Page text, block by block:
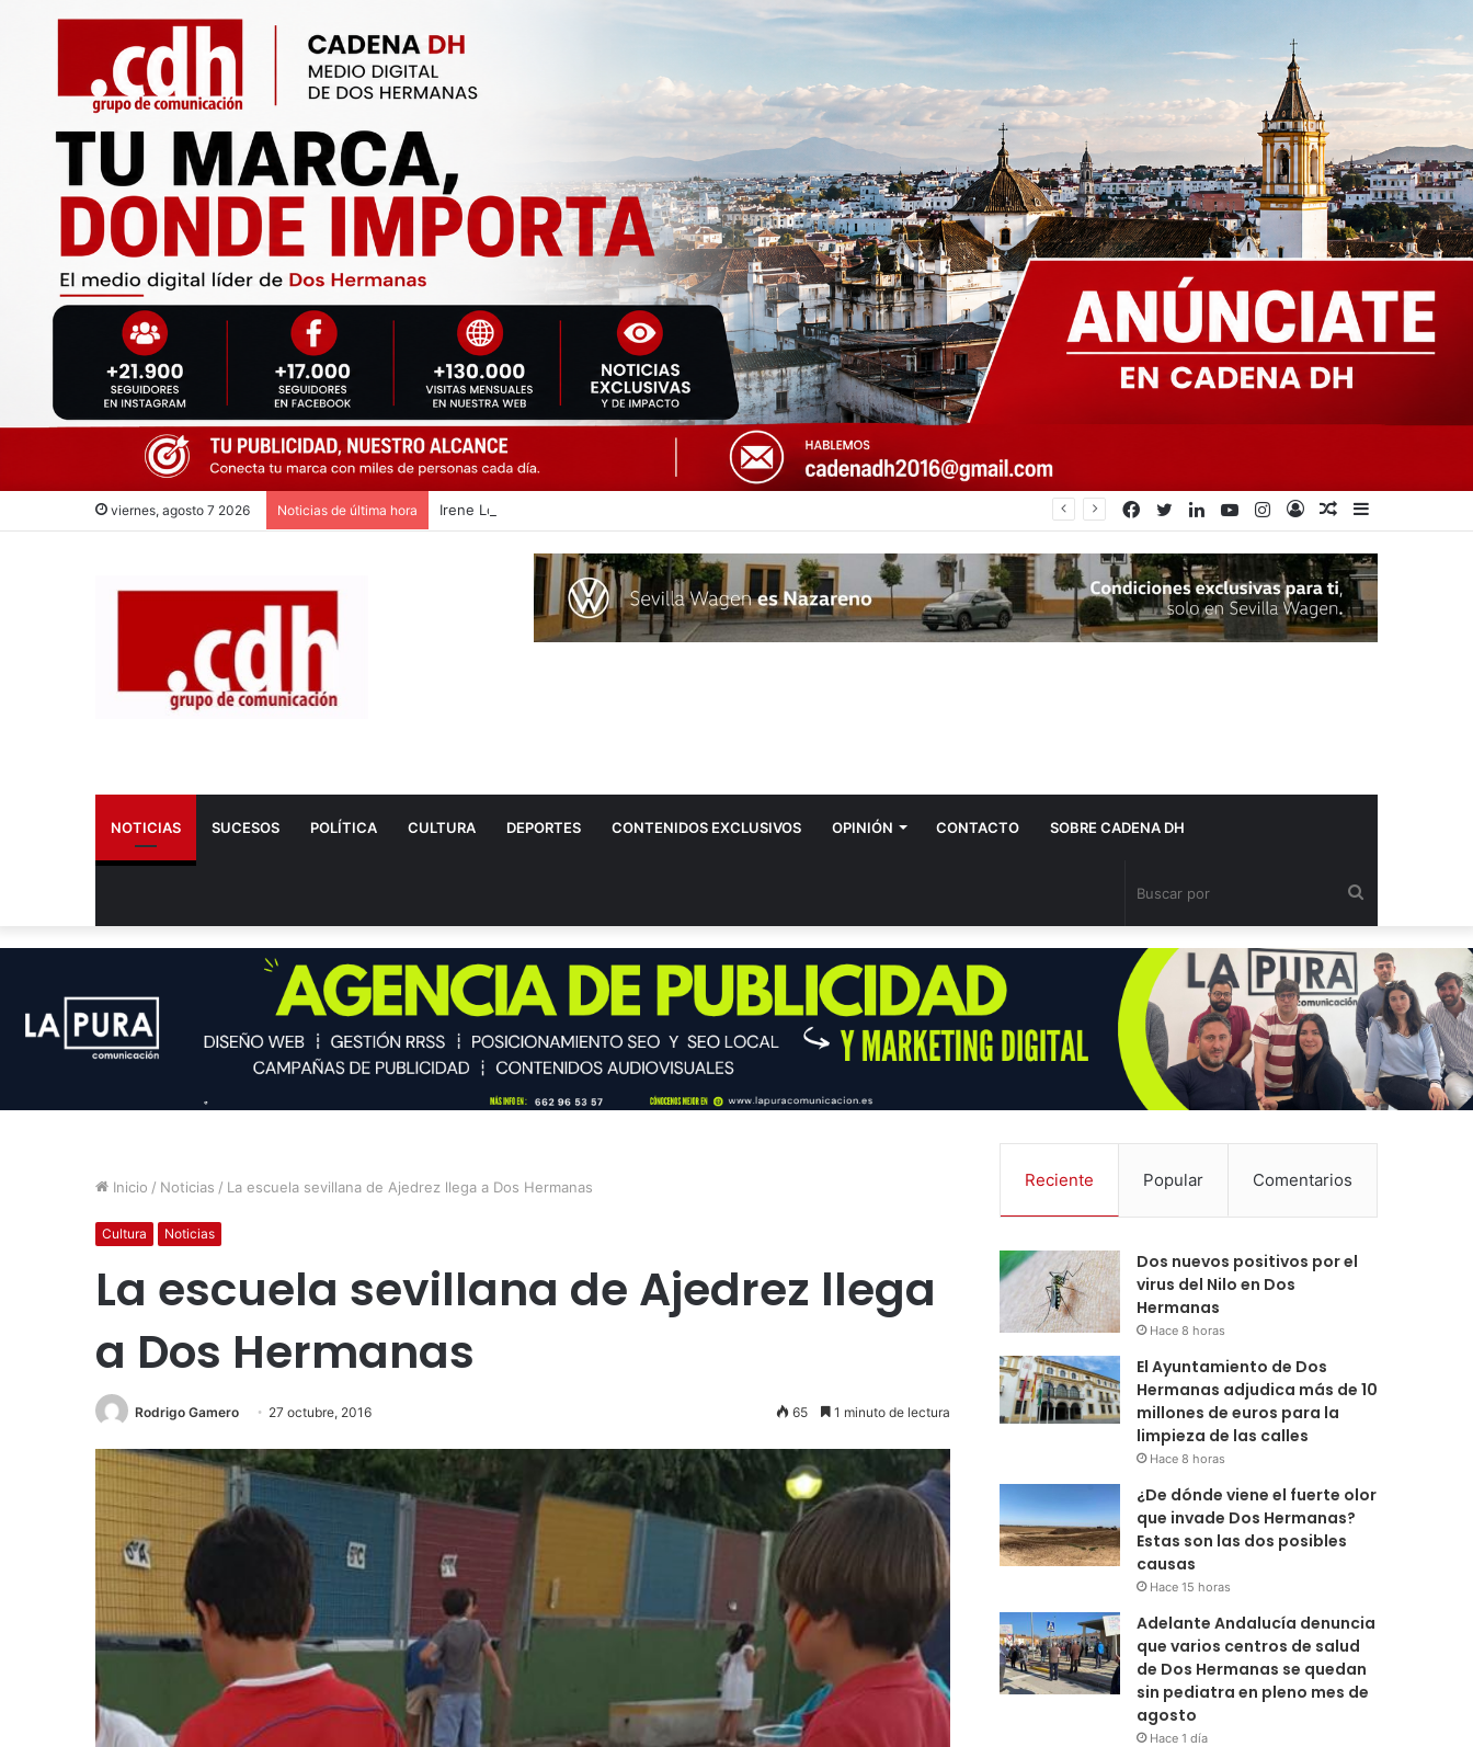
viernes, agosto 7 2026 Noticias de última hora Irene López: “la plata mundial ha sido un sueño cumplido”
lateral
Publicación
al
azar
Acceso
Instagram
YouTube
LinkedIn
Twitter
Facebook
NOTICIAS SUCESOS POLÍTICA CULTURA DEPORTES CONTENIDOS EXCLUSIVOS OPINIÓN CONTACTO SOBRE CADENA DH
por
Inicio / Noticias / La escuela sevillana de Ajedrez llega a Dos Hermanas
Cultura Noticias
La escuela sevillana de Ajedrez llega
a Dos Hermanas
Rodrigo Gamero 27 octubre, 2016 65 1 minuto de lectura
Reciente Popular Comentarios
Dos nuevos positivos por el
virus del Nilo en Dos
Hermanas
Hace 8 horas
El Ayuntamiento de Dos
Hermanas adjudica más de 10
millones de euros para la
limpieza de las calles
Hace 8 horas
¿De dónde viene el fuerte olor
que invade Dos Hermanas?
Estas son las dos posibles
causas
Hace 15 horas
Adelante Andalucía denuncia
que varios centros de salud
de Dos Hermanas se quedan
sin pediatra en pleno mes de
agosto
Hace 1 día